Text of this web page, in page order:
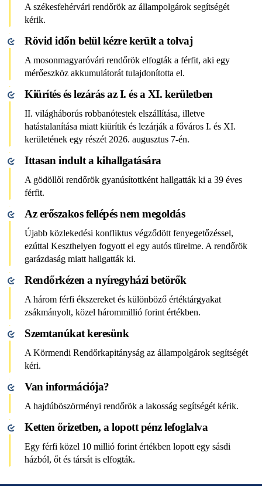
A székesfehérvári rendőrök az állampolgárok segítségét
kérik.
Rövid időn belül kézre került a tolvaj
A mosonmagyaróvári rendőrök elfogták a férfit, aki egy
mérőeszköz akkumulátorát tulajdonította el.
Kiürítés és lezárás az I. és a XI. kerületben
II. világháborús robbanótestek elszállítása, illetve
hatástalanítása miatt kiürítik és lezárják a főváros I. és XI.
kerületének egy részét 2026. augusztus 7-én.
Ittasan indult a kihallgatására
A gödöllői rendőrök gyanúsítottként hallgatták ki a 39 éves
férfit.
Az erőszakos fellépés nem megoldás
Újabb közlekedési konfliktus végződött fenyegetőzéssel,
ezúttal Keszthelyen fogyott el egy autós türelme. A rendőrök
garázdaság miatt hallgatták ki.
Rendőrkézen a nyíregyházi betörők
A három férfi ékszereket és különböző értéktárgyakat
zsákmányolt, közel hárommillió forint értékben.
Szemtanúkat keresünk
A Körmendi Rendőrkapitányság az állampolgárok segítségét
kéri.
Van információja?
A hajdúböszörményi rendőrök a lakosság segítségét kérik.
Ketten őrizetben, a lopott pénz lefoglalva
Egy férfi közel 10 millió forint értékben lopott egy sásdi
házból, őt és társát is elfogták.